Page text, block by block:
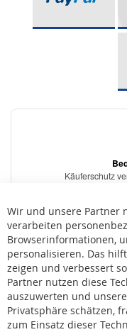
* Bei der Lieferung auf
Versandkosten erhoben.
Wir und unsere Partner
verarbeiten
Browserinformationen,
personalisieren. Das
zeigen und verbessert
Partner nutzen diese
auszuwerten und
Privatsphäre schätzen,
zum Einsatz dieser